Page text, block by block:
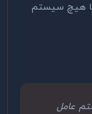
یا هیچ سیستم
یک سیستم عامل